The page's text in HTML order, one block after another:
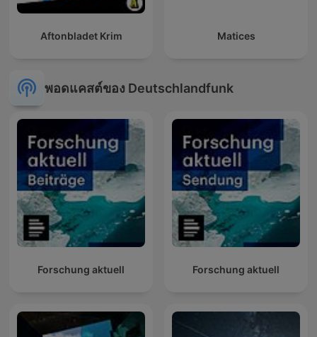
Aftonbladet Krim Matices
พอดแคสต์ของ Deutschlandfunk
Forschung aktuell Forschung aktuell